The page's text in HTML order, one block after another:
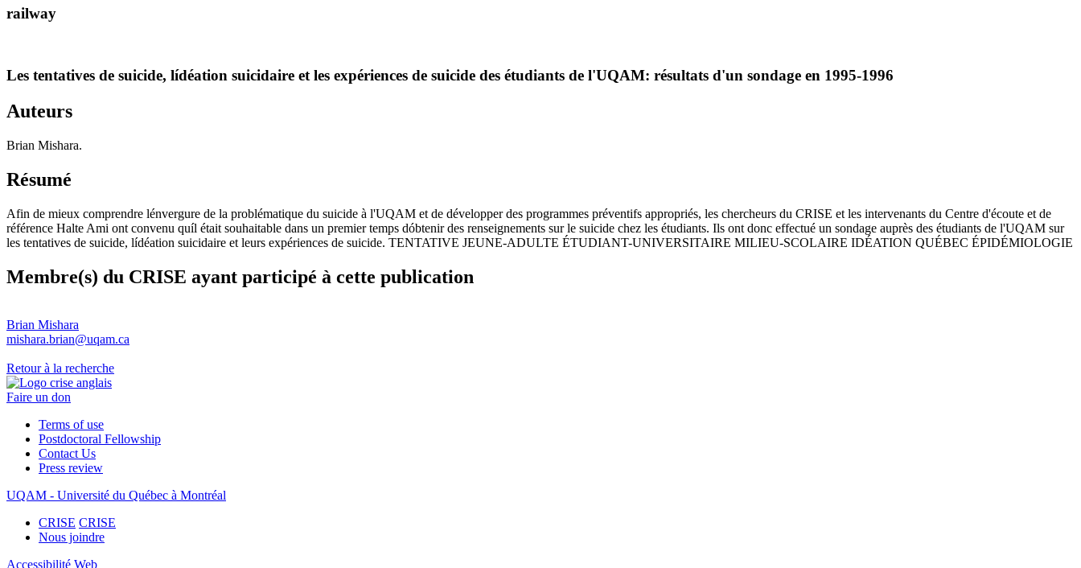
railway
Les tentatives de suicide, lídéation suicidaire et les expériences de suicide des étudiants de l'UQAM: résultats d'un sondage en 1995-1996
Auteurs
Brian Mishara.
Résumé
Afin de mieux comprendre lénvergure de la problématique du suicide à l'UQAM et de développer des programmes préventifs appropriés, les chercheurs du CRISE et les intervenants du Centre d'écoute et de
référence Halte Ami ont convenu quíl était souhaitable dans un premier temps dóbtenir des renseignements sur le suicide chez les étudiants. Ils ont donc effectué un sondage auprès des étudiants de l'UQAM sur
les tentatives de suicide, lídéation suicidaire et leurs expériences de suicide. TENTATIVE JEUNE-ADULTE ÉTUDIANT-UNIVERSITAIRE MILIEU-SCOLAIRE IDÉATION QUÉBEC ÉPIDÉMIOLOGIE
Membre(s) du CRISE ayant participé à cette publication
Brian Mishara
mishara.brian@uqam.ca
Retour à la recherche
Faire un don
Terms of use
Postdoctoral Fellowship
Contact Us
Press review
UQAM - Université du Québec à Montréal
CRISE CRISE
Nous joindre
Accessibilité Web